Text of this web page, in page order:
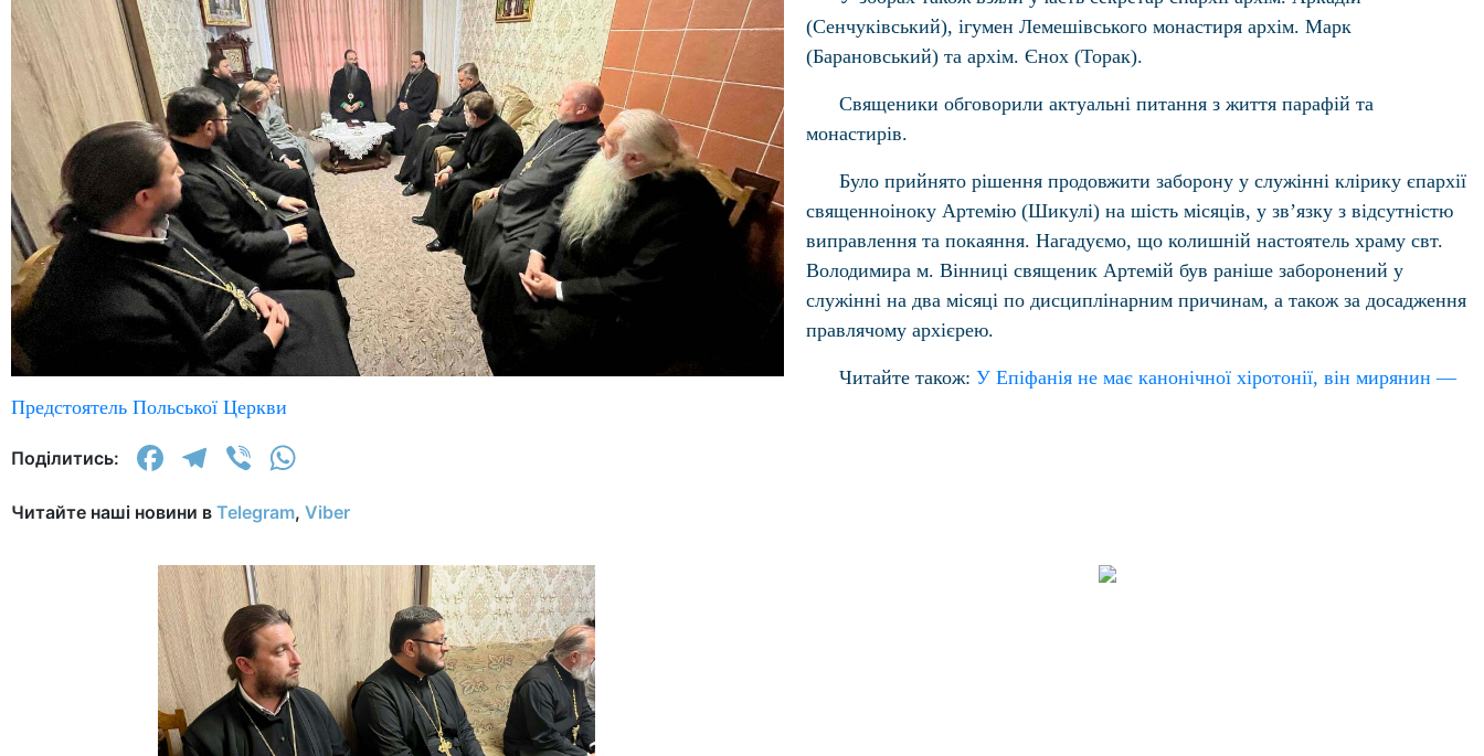
(Сенчуківський), ігумен Лемешівського монастиря архім. Марк
(Барановський) та архім. Єнох (Торак).
Священики обговорили актуальні питання з життя парафій та
монастирів.
Було прийнято рішення продовжити заборону у служінні клірику єпархії
священноіноку Артемію (Шикулі) на шість місяців, у зв’язку з відсутністю
виправлення та покаяння. Нагадуємо, що колишній настоятель храму свт.
Володимира м. Вінниці священик Артемій був раніше заборонений у
служінні на два місяці по дисциплінарним причинам, а також за досадження
правлячому архієрею.
Читайте також: У Епіфанія не має канонічної хіротонії, він мирянин —
Предстоятель Польської Церкви
Поділитись: Facebook
Telegram
Viber
Читайте наші новини в Telegram, Viber